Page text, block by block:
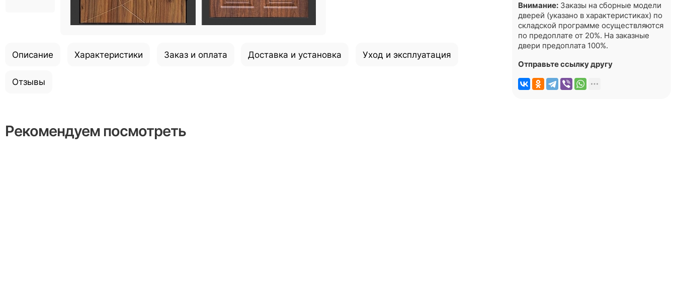
Описание Характеристики Заказ и оплата Доставка и установка Уход и эксплуатация
Отзывы
Рекомендуем посмотреть
Внимание: Заказы на сборные модели
дверей (указано в характеристиках) по
складской программе осуществляются
по предоплате от 20%. На заказные
двери предоплата 100%.
Отправьте ссылку другу